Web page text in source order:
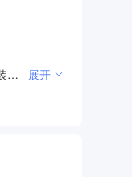
服务：建筑工程、地基与基础工程、起重设备安装工程、电子与智能化工程、消防设施工程、防水防腐保温工程、钢结构工程、模板脚手架工程、建筑装修装饰工程、机电工程、建筑幕墙工程、古建筑工程、城市及道路照明工程、环保工程、特种工程、安全防范工程、展览陈列工程的设计与施工，金属门窗工程施工，建筑工程管理及造价咨询，市政公用工程公路工程，铁路工程，水利水电工程，电力工程，通信工程，桥梁工程，机场场道工程，绿化园林工程，防辐射工程，加固工程；批发、零售：石材，建筑材料，五金制品，家具，木制品；其他无需报经审批的一切合法项目。（依法须经批准的项目，经相关部门批准后方可开展经营活动） 展开